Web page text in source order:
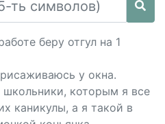
беру отгул на 1
у окна.
которым я все
каникулы, а я такой в